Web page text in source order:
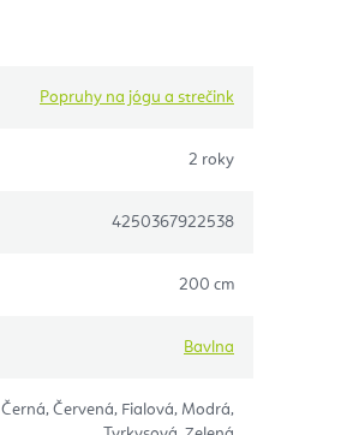
Popruhy na jógu a strečink
2 roky
4250367922538
200 cm
Bavlna
Černá, Červená, Fialová, Modrá,